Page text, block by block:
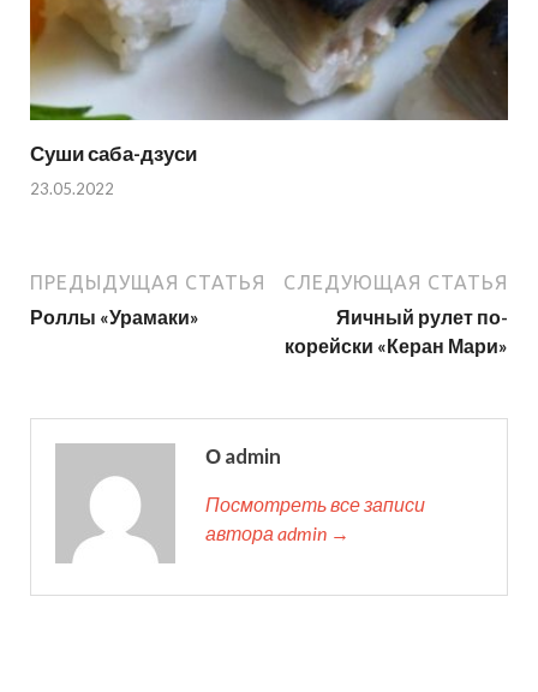
Суши саба-дзуси
23.05.2022
ПРЕДЫДУЩАЯ СТАТЬЯ
Роллы «Урамаки»
СЛЕДУЮЩАЯ СТАТЬЯ
Яичный рулет по-
корейски «Керан Мари»
О admin
Посмотреть все записи
автора admin →